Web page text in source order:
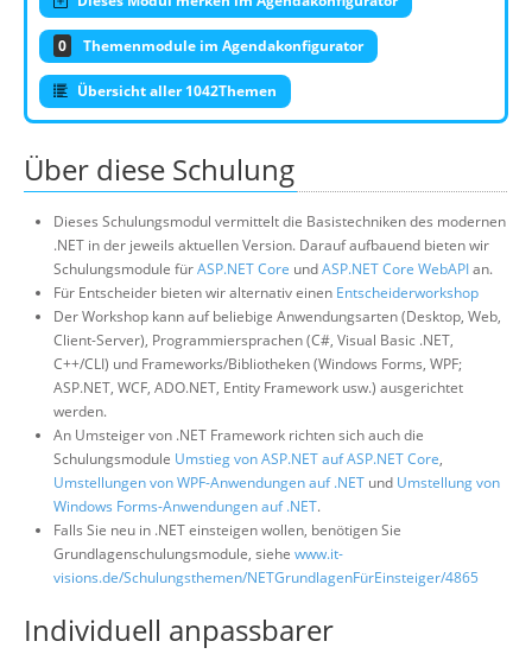
0 Themenmodule im Agendakonfigurator
Übersicht aller 1042Themen
Über diese Schulung
Dieses Schulungsmodul vermittelt die Basistechniken des modernen
.NET in der jeweils aktuellen Version. Darauf aufbauend bieten wir
Schulungsmodule fürASP.NET Core undASP.NET Core WebAPIan.
Für Entscheider bieten wir alternativ einen Entscheiderworkshop
Der Workshop kann auf beliebige Anwendungsarten (Desktop, Web,
Client-Server), Programmiersprachen (C#, Visual Basic .NET,
C++/CLI) und Frameworks/Bibliotheken (Windows Forms, WPF;
ASP.NET, WCF, ADO.NET, Entity Framework usw.) ausgerichtet
werden.
An Umsteiger von .NET Framework richten sich auch die
Schulungsmodule Umstieg von ASP.NET auf ASP.NET Core,
Umstellungen von WPF-Anwendungen auf .NET und Umstellung von
Windows Forms-Anwendungen auf .NET.
Falls Sie neu in .NET einsteigen wollen, benötigen Sie
Grundlagenschulungsmodule, siehe www.it-
visions.de/Schulungsthemen/NETGrundlagenFürEinsteiger/4865
Individuell anpassbarer